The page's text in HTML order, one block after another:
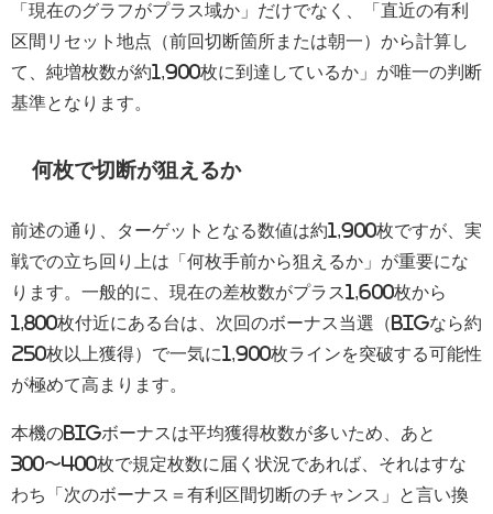
「現在のグラフがプラス域か」だけでなく、「直近の有利
区間リセット地点（前回切断箇所または朝一）から計算し
て、純増枚数が約1,900枚に到達しているか」が唯一の判断
基準となります。
何枚で切断が狙えるか
前述の通り、ターゲットとなる数値は約1,900枚ですが、実
戦での立ち回り上は「何枚手前から狙えるか」が重要にな
ります。一般的に、現在の差枚数がプラス1,600枚から
1,800枚付近にある台は、次回のボーナス当選（BIGなら約
250枚以上獲得）で一気に1,900枚ラインを突破する可能性
が極めて高まります。
本機のBIGボーナスは平均獲得枚数が多いため、あと
300〜400枚で規定枚数に届く状況であれば、それはすな
わち「次のボーナス＝有利区間切断のチャンス」と言い換